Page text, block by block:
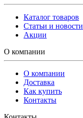
Каталог товаров
Статьи и новости
Акции
О компании
О компании
Доставка
Как купить
Контакты